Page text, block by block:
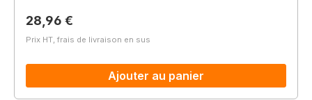
Prix régulier :
28,96 €
Prix HT, frais de livraison en sus
Ajouter au panier